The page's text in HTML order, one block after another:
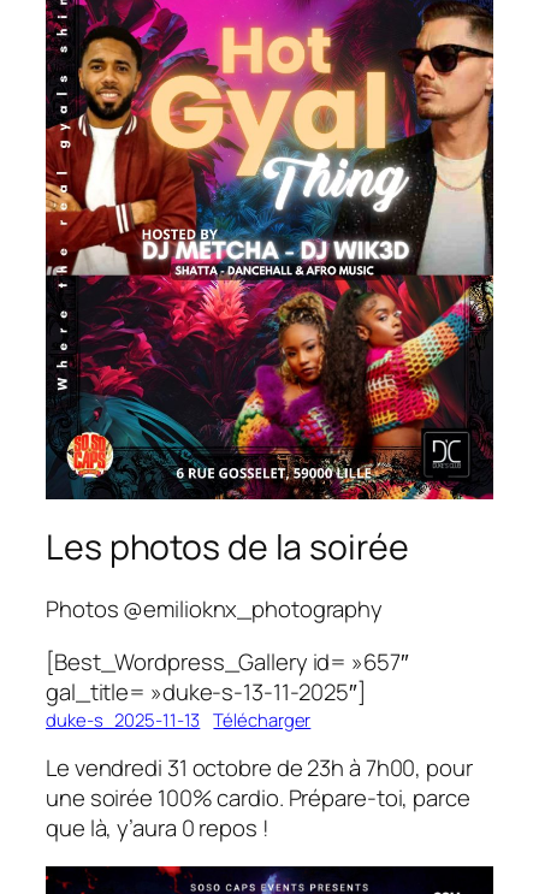
Les photos de la soirée
Photos @emilioknx_photography
[Best_Wordpress_Gallery id= »657″
gal_title= »duke-s-13-11-2025″]
duke-s_2025-11-13 Télécharger
Le vendredi 31 octobre de 23h à 7h00, pour
une soirée 100% cardio. Prépare-toi, parce
que là, y’aura 0 repos !